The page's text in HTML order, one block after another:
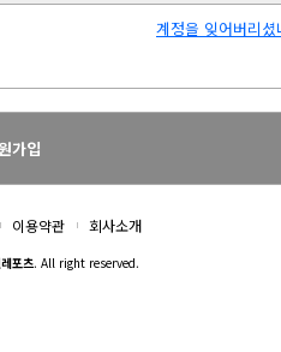
계정을 잊어버리셨
가입
이용약관 회사소개
포츠. All right reserved.